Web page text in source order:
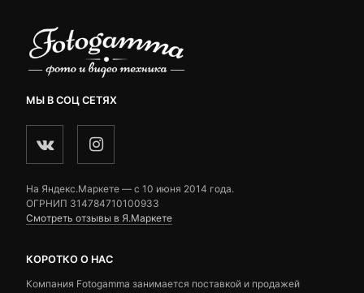
МЫ В СОЦ СЕТЯХ
На Яндекс.Маркете — c 10 июня 2014 года.
ОГРНИП 314784710100933
Смотреть отзывы в Я.Маркете
КОРОТКО О НАС
Компания Fotogamma занимается поставкой и продажей